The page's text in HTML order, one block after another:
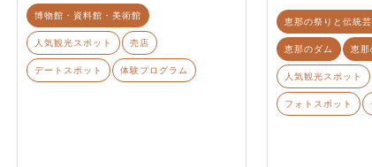
博物館・資料館・美術館
人気観光スポット 売店
デートスポット 体験プログラム
恵那の祭りと伝統
恵那のダム 恵那
人気観光スポット
フォトスポット